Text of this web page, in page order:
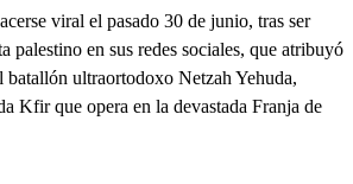
viral el pasado 30 de junio, tras ser
palestino en sus redes sociales, que atribuyó
batallón ultraortodoxo Netzah Yehuda,
Kfir que opera en la devastada Franja de